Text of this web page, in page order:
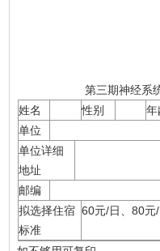
中国康复研
北京康复医
二0一一年
第三期神经系统疾
姓名
性别 年
单位
单位详细
地址
邮编
拟选择住宿
标准
60元/日、80元/